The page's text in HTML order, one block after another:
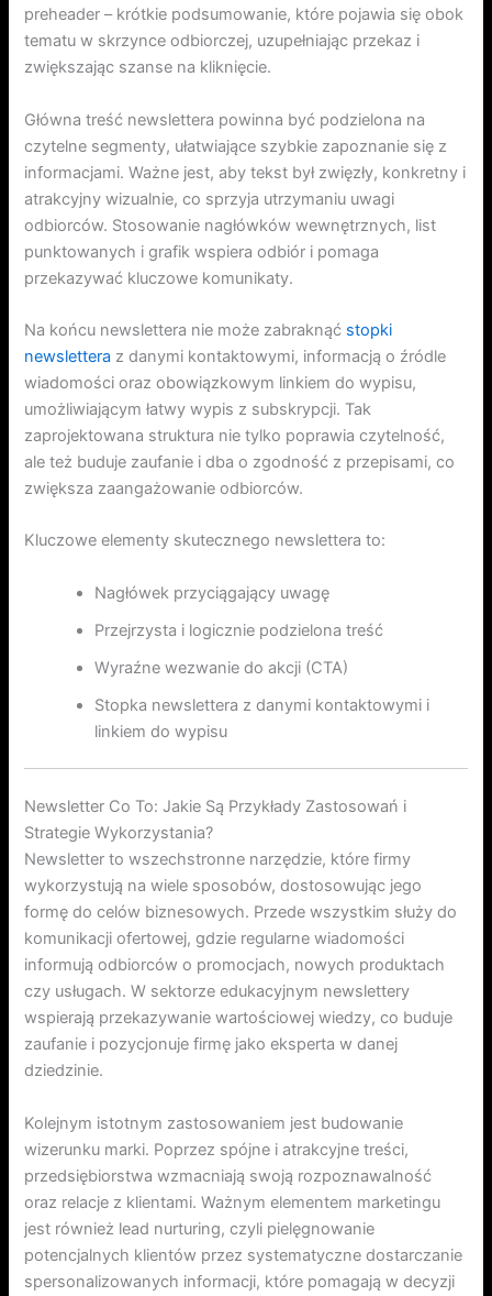
preheader – krótkie podsumowanie, które pojawia się obok
tematu w skrzynce odbiorczej, uzupełniając przekaz i
zwiększając szanse na kliknięcie.
Główna treść newslettera powinna być podzielona na
czytelne segmenty, ułatwiające szybkie zapoznanie się z
informacjami. Ważne jest, aby tekst był zwięzły, konkretny i
atrakcyjny wizualnie, co sprzyja utrzymaniu uwagi
odbiorców. Stosowanie nagłówków wewnętrznych, list
punktowanych i grafik wspiera odbiór i pomaga
przekazywać kluczowe komunikaty.
Na końcu newslettera nie może zabraknąć stopki
newslettera z danymi kontaktowymi, informacją o źródle
wiadomości oraz obowiązkowym linkiem do wypisu,
umożliwiającym łatwy wypis z subskrypcji. Tak
zaprojektowana struktura nie tylko poprawia czytelność,
ale też buduje zaufanie i dba o zgodność z przepisami, co
zwiększa zaangażowanie odbiorców.
Kluczowe elementy skutecznego newslettera to:
Nagłówek przyciągający uwagę
Przejrzysta i logicznie podzielona treść
Wyraźne wezwanie do akcji (CTA)
Stopka newslettera z danymi kontaktowymi i
linkiem do wypisu
Newsletter Co To: Jakie Są Przykłady Zastosowań i
Strategie Wykorzystania?
Newsletter to wszechstronne narzędzie, które firmy
wykorzystują na wiele sposobów, dostosowując jego
formę do celów biznesowych. Przede wszystkim służy do
komunikacji ofertowej, gdzie regularne wiadomości
informują odbiorców o promocjach, nowych produktach
czy usługach. W sektorze edukacyjnym newslettery
wspierają przekazywanie wartościowej wiedzy, co buduje
zaufanie i pozycjonuje firmę jako eksperta w danej
dziedzinie.
Kolejnym istotnym zastosowaniem jest budowanie
wizerunku marki. Poprzez spójne i atrakcyjne treści,
przedsiębiorstwa wzmacniają swoją rozpoznawalność
oraz relacje z klientami. Ważnym elementem marketingu
jest również lead nurturing, czyli pielęgnowanie
potencjalnych klientów przez systematyczne dostarczanie
spersonalizowanych informacji, które pomagają w decyzji